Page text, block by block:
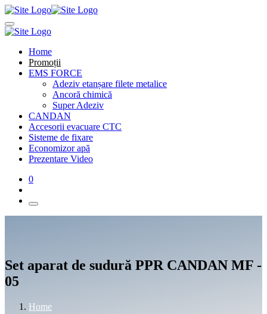
Home
Promoții
EMS FORCE
Adeziv etanșare filete metalice
Ancoră chimică
Super Adeziv
CANDAN
Accesorii evacuare CTC
Sisteme de fixare
Economizor apă
Prezentare Video
0
Set aparat de sudură PPR CANDAN MF -
05
Home